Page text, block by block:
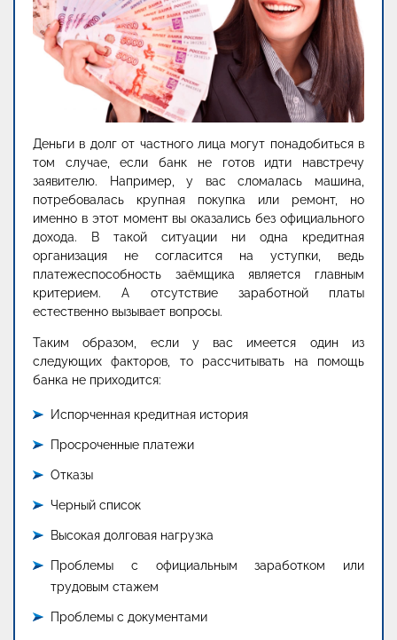
Деньги в долг от частного лица могут понадобиться в
том случае, если банк не готов идти навстречу
заявителю. Например, у вас сломалась машина,
потребовалась крупная покупка или ремонт, но
именно в этот момент вы оказались без официального
дохода. В такой ситуации ни одна кредитная
организация не согласится на уступки, ведь
платежеспособность заёмщика является главным
критерием. А отсутствие заработной платы
естественно вызывает вопросы.
Таким образом, если у вас имеется один из
следующих факторов, то рассчитывать на помощь
банка не приходится:
Испорченная кредитная история
Просроченные платежи
Отказы
Черный список
Высокая долговая нагрузка
Проблемы с официальным заработком или
трудовым стажем
Проблемы с документами